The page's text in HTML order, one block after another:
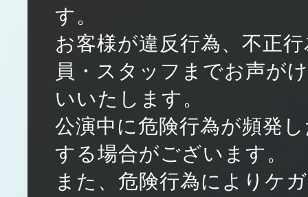
す。
お客様が違反行為、不正
員・スタッフまでお声が
いいたします。
公演中に危険行為が頻発
する場合がございます。
また、危険行為によりケ